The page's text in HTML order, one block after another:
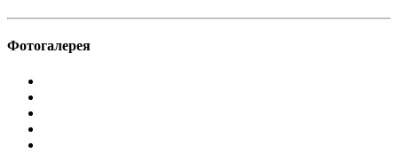
Фотогалерея